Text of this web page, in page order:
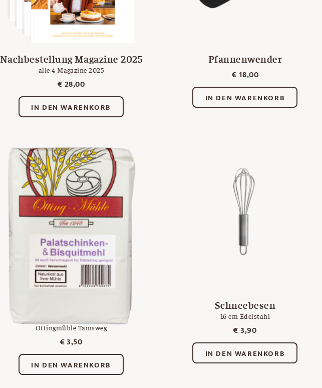
Nachbestellung Magazine 2025
alle 4 Magazine 2025
€28,00
IN DEN WARENKORB
Pfannenwender
€ 18,00
IN DEN WARENKORB
Ottingmühle Tamsweg
€3,50
IN DEN WARENKORB
Schneebesen
16 cm Edelstahl
€3,90
IN DEN WARENKORB